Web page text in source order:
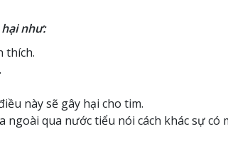
như:
thích.
này sẽ gây hại cho tim.
qua nước tiểu nói cách khác sự có